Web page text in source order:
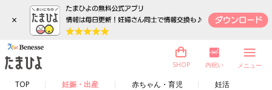
×
TOP 妊娠・出産 赤ちゃん・育児 妊活
SHOP 内祝い メニュー